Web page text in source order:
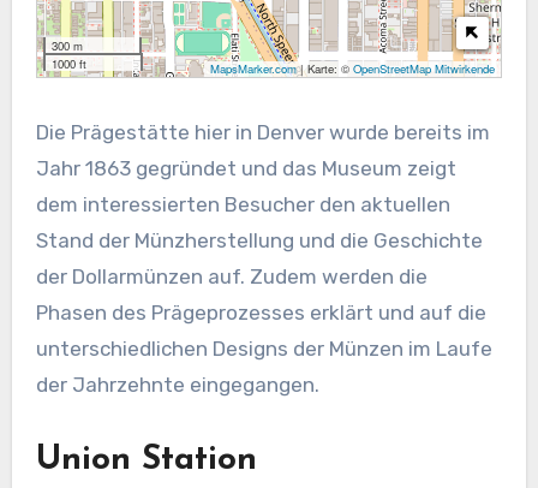
300 m
1000 ft
MapsMarker.com |Karte: ©OpenStreetMap Mitwirkende
Die Prägestätte hier in Denver wurde bereits im
Jahr 1863 gegründet und das Museum zeigt
dem interessierten Besucher den aktuellen
Stand der Münzherstellung und die Geschichte
der Dollarmünzen auf. Zudem werden die
Phasen des Prägeprozesses erklärt und auf die
unterschiedlichen Designs der Münzen im Laufe
der Jahrzehnte eingegangen.
Union Station